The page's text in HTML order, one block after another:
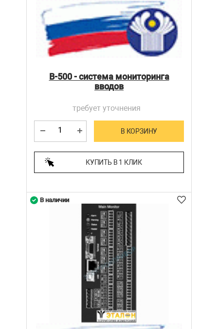
B-500 - система мониторинга
вводов
требует уточнения
В КОРЗИНУ
КУПИТЬ В 1 КЛИК
В наличии